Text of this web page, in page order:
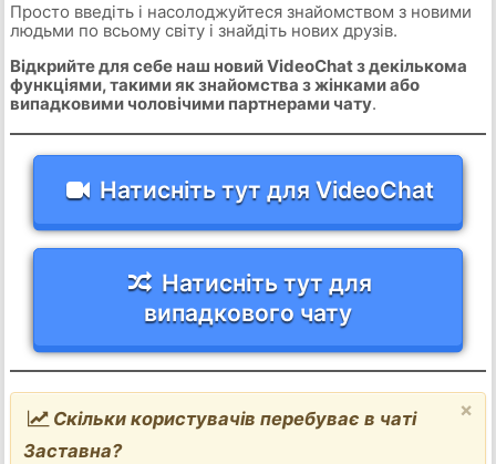
Просто введіть і насолоджуйтеся знайомством з новими
людьми по всьому світу і знайдіть нових друзів.
Відкрийте для себе наш новий VideoChat з декількома
функціями, такими як знайомства з жінками або
випадковими чоловічими партнерами чату.
Натисніть тут для VideoChat
Натисніть тут для
випадкового чату
×
Скільки користувачів перебуває в чаті
Заставна?